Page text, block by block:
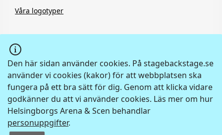
Den här sidan använder cookies. På stagebackstage.se
använder vi cookies (kakor) för att webbplatsen ska
fungera på ett bra sätt för dig. Genom att klicka vidare
godkänner du att vi använder cookies. Läs mer om hur
Helsingborgs Arena & Scen behandlar
personuppgifter.
Våra logotyper
Youtube